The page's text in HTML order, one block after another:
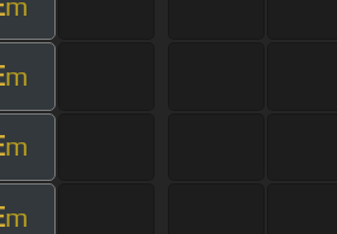
m
m
m
m